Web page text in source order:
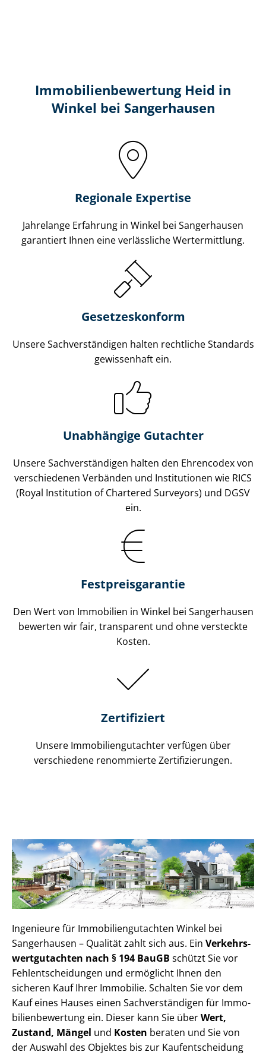
Immobilien­bewertung Heid in
Winkel bei Sangerhausen
Regionale Expertise
Jahrelange Erfahrung in Winkel bei Sangerhausen
garantiert Ihnen eine verlässliche Wertermittlung.
Gesetzes­konform
Unsere Sach­ver­stän­di­gen halten rechtliche Standards
gewissenhaft ein.
Unabhängige Gutachter
Unsere Sach­ver­stän­di­gen halten den Ehrencodex von
verschiedenen Verbänden und Institutionen wie RICS
(Royal Institution of Chartered Surveyors) und DGSV
ein.
Festpreis​garantie
Den Wert von Immobilien in Winkel bei Sangerhausen
bewerten wir fair, transparent und ohne versteckte
Kosten.
Zertifiziert
Unsere Immobilien­gutachter verfügen über
verschiedene renommierte Zer­ti­fi­zie­run­gen.
Ingenieure für Im­mo­bi­li­en­gut­ach­ten Winkel bei
Sangerhausen – Qualität zahlt sich aus. Ein Ver­kehrs­
wert­gut­ach­ten nach § 194 BauGB schützt Sie vor
Fehl­ent­schei­dun­gen und ermöglicht Ihnen den
sicheren Kauf Ihrer Immobilie. Schalten Sie vor dem
Kauf eines Hauses einen Sach­ver­stän­di­gen für Im­mo­
bi­li­en­be­wer­tung ein. Dieser kann Sie überWert,
Zustand, Mängel und Kosten beraten und Sie von
der Auswahl des Objektes bis zur Kauf­ent­schei­dung